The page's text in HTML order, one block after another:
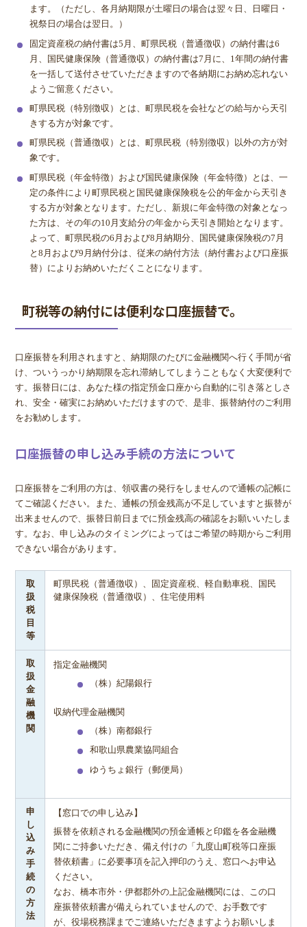
ます。（ただし、各月納期限が土曜日の場合は翌々日、日曜日・
祝祭日の場合は翌日。）
固定資産税の納付書は5月、町県民税（普通徴収）の納付書は6
月、国民健康保険（普通徴収）の納付書は7月に、1年間の納付書
を一括して送付させていただきますので各納期にお納め忘れない
ようご留意ください。
町県民税（特別徴収）とは、町県民税を会社などの給与から天引
きする方が対象です。
町県民税（普通徴収）とは、町県民税（特別徴収）以外の方が対
象です。
町県民税（年金特徴）および国民健康保険（年金特徴）とは、一
定の条件により町県民税と国民健康保険税を公的年金から天引き
する方が対象となります。ただし、新規に年金特徴の対象となっ
た方は、その年の10月支給分の年金から天引き開始となります。
よって、町県民税の6月および8月納期分、国民健康保険税の7月
と8月および9月納付分は、従来の納付方法（納付書および口座振
替）によりお納めいただくことになります。
町税等の納付には便利な口座振替で。
口座振替を利用されますと、納期限のたびに金融機関へ行く手間が省
け、ついうっかり納期限を忘れ滞納してしまうこともなく大変便利で
す。振替日には、あなた様の指定預金口座から自動的に引き落としさ
れ、安全・確実にお納めいただけますので、是非、振替納付のご利用
をお勧めします。
口座振替の申し込み手続の方法について
口座振替をご利用の方は、領収書の発行をしませんので通帳の記帳に
てご確認ください。また、通帳の預金残高が不足していますと振替が
出来ませんので、振替日前日までに預金残高の確認をお願いいたしま
す。なお、申し込みのタイミングによってはご希望の時期からご利用
できない場合があります。
取
扱
税
目
等
町県民税（普通徴収）、固定資産税、軽自動車税、国民
健康保険税（普通徴収）、住宅使用料
取
扱
金
融
機
関
指定金融機関
（株）紀陽銀行
収納代理金融機関
（株）南都銀行
和歌山県農業協同組合
ゆうちょ銀行（郵便局）
申
し
込
み
手
続
の
方
法
【窓口での申し込み】
振替を依頼される金融機関の預金通帳と印鑑を各金融機
関にご持参いただき、備え付けの「九度山町税等口座振
替依頼書」に必要事項を記入押印のうえ、窓口へお申込
ください。
なお、橋本市外・伊都郡外の上記金融機関には、この口
座振替依頼書が備えられていませんので、お手数です
が、役場税務課までご連絡いただきますようお願いしま